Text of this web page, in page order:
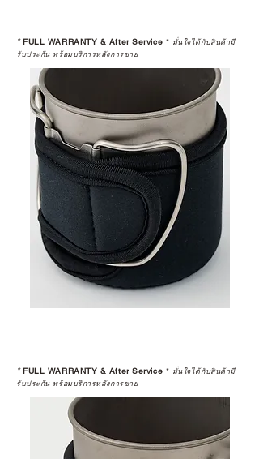
*FULL WARRANTY & After Service * มั่นใจได้กับสินค้ามี
รับประกัน พร้อมบริการหลังการขาย
*FULL WARRANTY & After Service * มั่นใจได้กับสินค้ามี
รับประกัน พร้อมบริการหลังการขาย